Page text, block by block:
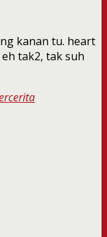
kanan tu. heart
tak2, tak suh